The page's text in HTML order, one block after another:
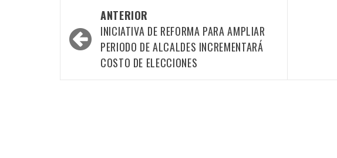
Navegación
por
las
entradas
ANTERIOR
INICIATIVA DE REFORMA PARA AMPLIAR
PERIODO DE ALCALDES INCREMENTARÁ
COSTO DE ELECCIONES